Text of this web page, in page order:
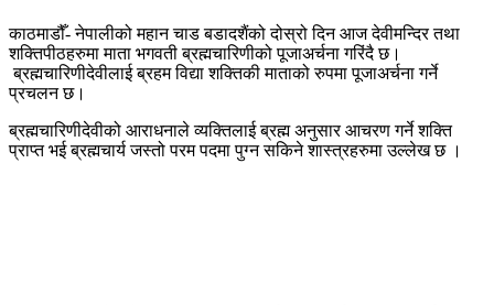
काठमाडौँ- नेपालीको महान चाड बडादशैंको दोस्रो दिन आज देवीमन्दिर तथा
शक्तिपीठहरुमा माता भगवती ब्रह्मचारिणीको पूजाअर्चना गरिंदै छ।
ब्रह्मचारिणीदेवीलाई ब्रहम विद्या शक्तिकी माताको रुपमा पूजाअर्चना गर्ने
प्रचलन छ। ​
ब्रह्मचारिणीदेवीको आराधनाले व्यक्तिलाई ब्रह्म अनुसार आचरण गर्ने शक्ति
प्राप्त भई ब्रह्मचार्य जस्तो परम पदमा पुग्न सकिने शास्त्रहरुमा उल्लेख छ ।